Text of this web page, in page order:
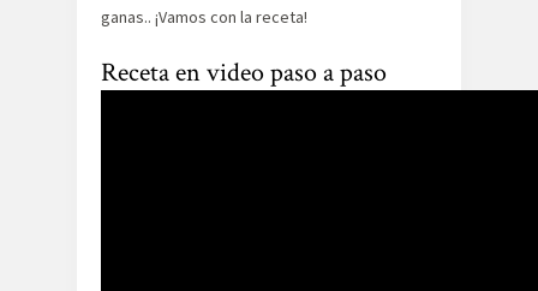
ganas.. ¡Vamos con la receta!
Receta en video paso a paso